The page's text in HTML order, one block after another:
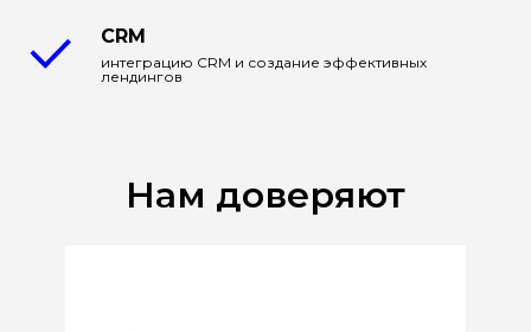
CRM
интеграцию CRM и создание эффективных
лендингов
Нам доверяют